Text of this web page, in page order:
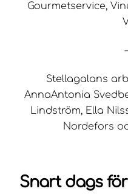
Gourmetservice,
Stellagalans
AnnaAntonia
Lindström, Ella
Nordefors
Snart dags